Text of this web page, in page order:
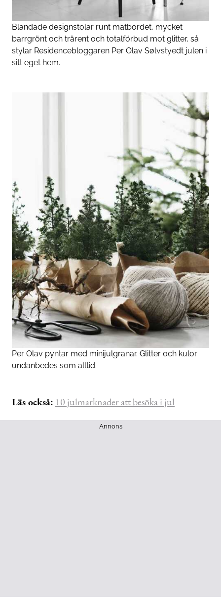
Blandade design­stolar runt mat­bordet, mycket
barrgrönt och trärent och totalförbud mot glitter, så
stylar Residencebloggaren Per Olav Sølvstyedt julen i
sitt eget hem.
Per Olav pyntar med minijulgranar. Glitter och kulor
undanbedes som alltid.
Läs också: 10 julmarknader att besöka i jul
Annons